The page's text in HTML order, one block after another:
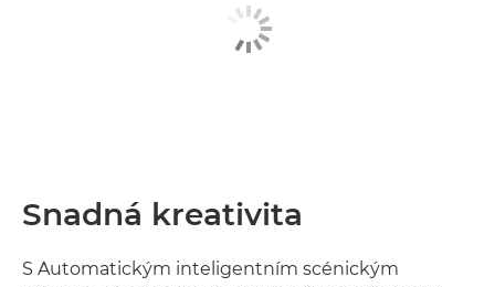
Snadná kreativita
S Automatickým inteligentním scénickým